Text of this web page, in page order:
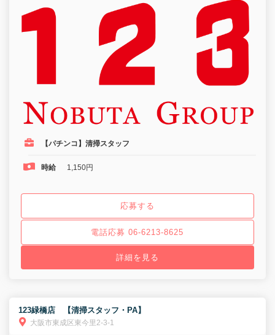
【パチンコ】清掃スタッフ
時給 1,150円
応募する
電話応募 06-6213-8625
詳細を見る
123緑橋店 【清掃スタッフ・PA】
大阪市東成区東今里2-3-1